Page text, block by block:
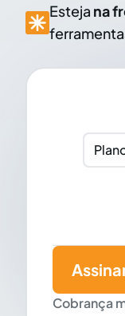
Esteja na
Cobrança